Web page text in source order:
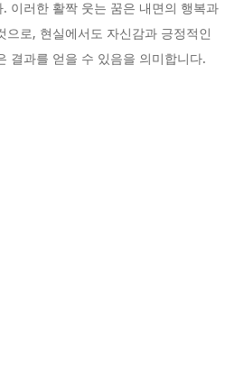
이러한 활짝 웃는 꿈은 내면의 행복과
으로, 현실에서도 자신감과 긍정적인
결과를 얻을 수 있음을 의미합니다.